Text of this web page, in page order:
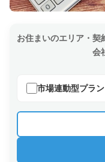
お住まいのエリア・契
会
市場連動型プラ